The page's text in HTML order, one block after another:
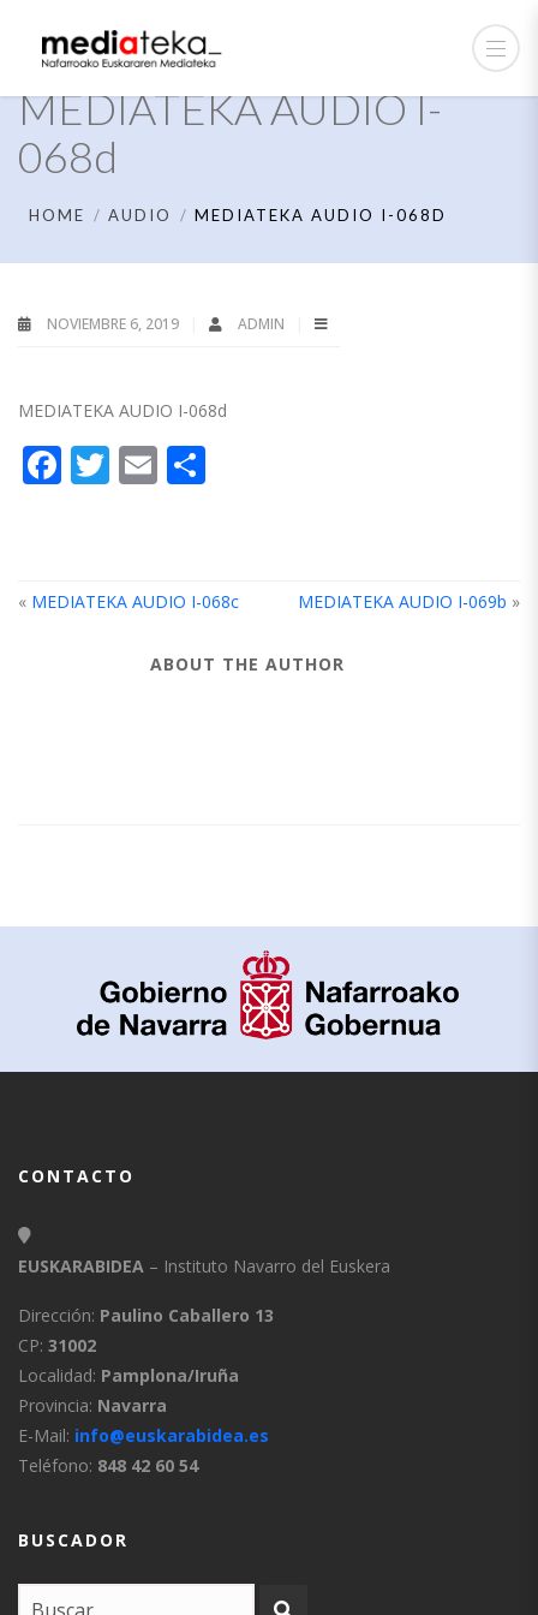
MEDIATEKA AUDIO I-
068d
HOME AUDIO MEDIATEKA AUDIO I-068D
NOVIEMBRE 6, 2019 ADMIN
MEDIATEKA AUDIO I-068d
Facebook
Twitter
Email
« MEDIATEKA AUDIO I-068c MEDIATEKA AUDIO I-069b »
ABOUT THE AUTHOR
CONTACTO
EUSKARABIDEA – Instituto Navarro del Euskera
Dirección: Paulino Caballero 13
CP: 31002
Localidad: Pamplona/Iruña
Provincia: Navarra
E-Mail: info@euskarabidea.es
Teléfono: 848 42 60 54
BUSCADOR